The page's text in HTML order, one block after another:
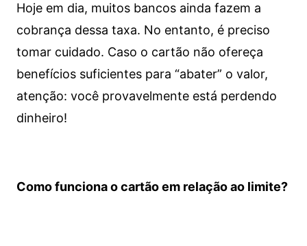
Hoje em dia, muitos bancos ainda fazem a
cobrança dessa taxa. No entanto, é preciso
tomar cuidado. Caso o cartão não ofereça
benefícios suficientes para “abater” o valor,
atenção: você provavelmente está perdendo
dinheiro!
Como funciona o cartão em relação ao limite?